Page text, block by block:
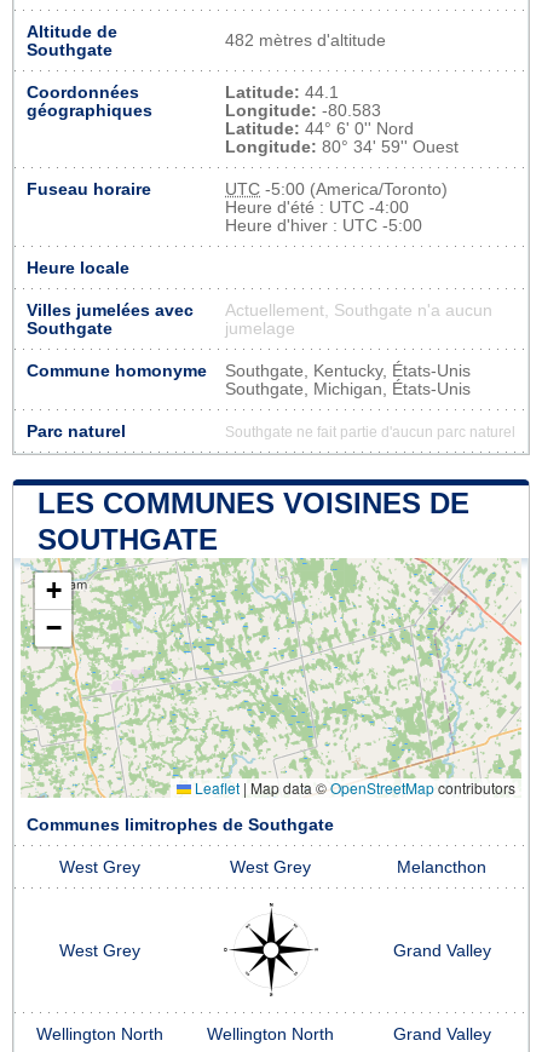
Altitude de
Southgate
482 mètres d'altitude
Coordonnées
géographiques
Latitude: 44.1
Longitude: -80.583
Latitude: 44° 6' 0'' Nord
Longitude: 80° 34' 59'' Ouest
Fuseau horaire UTC -5:00 (America/Toronto)
Heure d'été : UTC -4:00
Heure d'hiver : UTC -5:00
Heure locale
Villes jumelées avec
Southgate
Actuellement, Southgate n'a aucun
jumelage
Commune homonyme
Southgate, Kentucky, États-Unis
Southgate, Michigan, États-Unis
Parc naturel Southgate ne fait partie d'aucun parc naturel
LES COMMUNES VOISINES DE
SOUTHGATE
+
−
Leaflet | Map data ©OpenStreetMapcontributors
Communes limitrophes de Southgate
West Grey West Grey Melancthon
West Grey Grand Valley
Wellington North Wellington North Grand Valley